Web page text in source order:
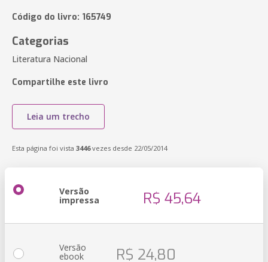
Código do livro: 165749
Categorias
Literatura Nacional
Compartilhe este livro
Leia um trecho
Esta página foi vista 3446vezes desde 22/05/2014
Versão
impressa R$ 45,64
Versão
ebook R$ 24,80